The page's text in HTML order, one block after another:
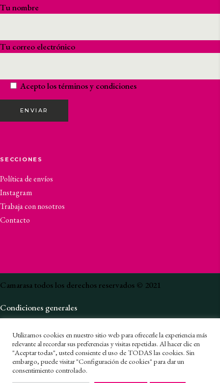
Tu nombre
Tu correo electrónico
Acepto lostérminos y condiciones
ENVIAR
SECCIONES
Política de envíos
Instagram
Trabaja con nosotros
Contacto
Camarasa todos los derechos reservados © 2021
Condiciones generales
Canal de denuncias
Política de cookies
Utilizamos cookies en nuestro sitio web para ofrecerle la experiencia más
relevante al recordar sus preferencias y visitas repetidas. Al hacer clic en
"Aceptar todas", usted consiente el uso de TODAS las cookies. Sin
embargo, puede visitar "Configuración de cookies" para dar un
consentimiento controlado.
1